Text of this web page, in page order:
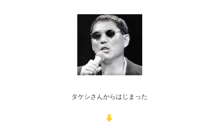
タケシさんからはじまった